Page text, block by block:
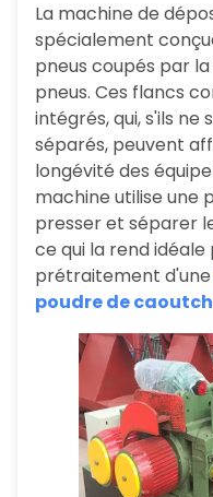
La machine de
spécialement
pneus coupés par
pneus. Ces flancs
intégrés, qui, s'ils
séparés, peuvent
longévité des
machine utilise une
presser et séparer
ce qui la rend
prétraitement d'une
poudre de